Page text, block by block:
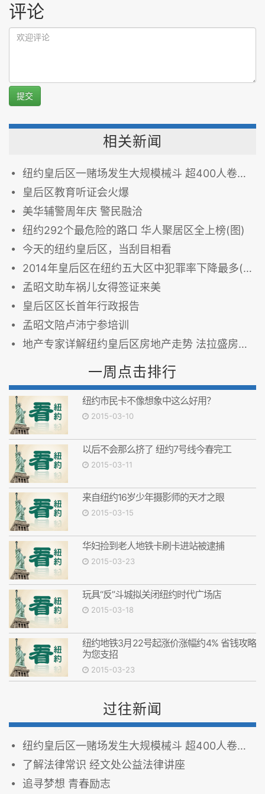
评论
提交
相关新闻
纽约皇后区一赌场发生大规模械斗 超400人卷入混战(图)
皇后区教育听证会火爆
美华辅警周年庆 警民融洽
纽约292个最危险的路口 华人聚居区全上榜(图)
今天的纽约皇后区，当刮目相看
2014年皇后区在纽约五大区中犯罪率下降最多(图)
孟昭文助车祸儿女得签证来美
皇后区区长首年行政报告
孟昭文陪卢沛宁参培训
地产专家详解纽约皇后区房地产走势 法拉盛房产持续升温
一周点击排行
纽约市民卡不像想象中这么好用？
2015-03-10
以后不会那么挤了 纽约7号线今春完工
2015-03-11
来自纽约16岁少年摄影师的天才之眼
2015-03-15
华妇捡到老人地铁卡刷卡进站被逮捕
2015-03-23
玩具“反”斗城拟关闭纽约时代广场店
2015-03-18
纽约地铁3月22号起涨价涨幅约4% 省钱攻略
为您支招
2015-03-23
过往新闻
纽约皇后区一赌场发生大规模械斗 超400人卷入混战(图)
了解法律常识 经文处公益法律讲座
追寻梦想 青春励志